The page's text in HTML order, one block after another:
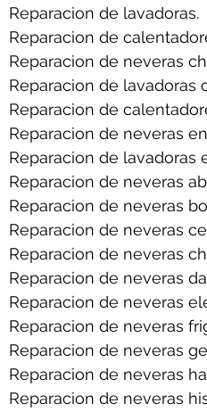
Reparacion de lavadoras.
Reparacion de
Reparacion de neveras
Reparacion de lavadoras
Reparacion de
Reparacion de neveras
Reparacion de lavadoras
Reparacion de neveras
Reparacion de neveras
Reparacion de neveras
Reparacion de neveras
Reparacion de neveras
Reparacion de neveras
Reparacion de neveras
Reparacion de neveras
Reparacion de neveras
Reparacion de neveras